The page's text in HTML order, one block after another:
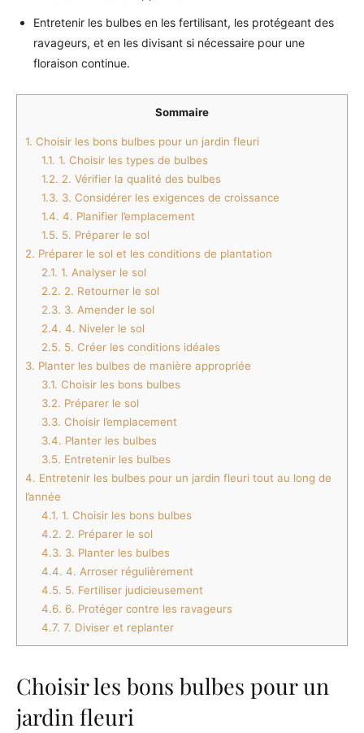
Entretenir les bulbes en les fertilisant, les protégeant des
ravageurs, et en les divisant si nécessaire pour une
floraison continue.
Sommaire
1. Choisir les bons bulbes pour un jardin fleuri
1.1. 1. Choisir les types de bulbes
1.2. 2. Vérifier la qualité des bulbes
1.3. 3. Considérer les exigences de croissance
1.4. 4. Planifier l’emplacement
1.5. 5. Préparer le sol
2. Préparer le sol et les conditions de plantation
2.1. 1. Analyser le sol
2.2. 2. Retourner le sol
2.3. 3. Amender le sol
2.4. 4. Niveler le sol
2.5. 5. Créer les conditions idéales
3. Planter les bulbes de manière appropriée
3.1. Choisir les bons bulbes
3.2. Préparer le sol
3.3. Choisir l’emplacement
3.4. Planter les bulbes
3.5. Entretenir les bulbes
4. Entretenir les bulbes pour un jardin fleuri tout au long de
l’année
4.1. 1. Choisir les bons bulbes
4.2. 2. Préparer le sol
4.3. 3. Planter les bulbes
4.4. 4. Arroser régulièrement
4.5. 5. Fertiliser judicieusement
4.6. 6. Protéger contre les ravageurs
4.7. 7. Diviser et replanter
Choisir les bons bulbes pour un
jardin fleuri